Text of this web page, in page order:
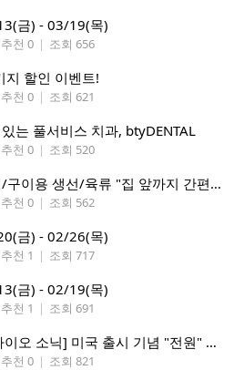
금) - 03/19(목)
추천 0 | 조회 656
지 할인 이벤트!
추천 0 | 조회 621
는 풀서비스 치과, btyDENTAL
추천 0 | 조회 520
시애틀 프리미엄 사시미/구이용 생선/육류 "집 앞까지 간편하게" – 영오션샵닷컴
추천 0 | 조회 562
금) - 02/26(목)
추천 1 | 조회 717
금) - 02/19(목)
추천 1 | 조회 691
[올영 1위 디바이스 크라이오 소닉] 미국 출시 기념 "전원" 증정 이벤트, 참여 부탁드립니다.
추천 0 | 조회 821